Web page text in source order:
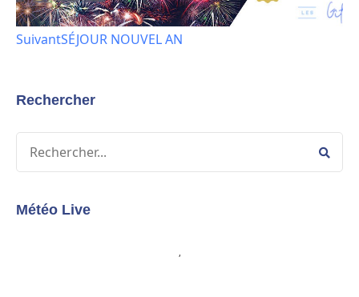
SuivantSÉJOUR NOUVEL AN
Rechercher
Météo Live
,